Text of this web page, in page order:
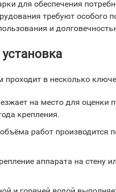
для обеспечения
требуют особого
и
в несколько
на место для оценки
крепления.
работ производится
аппарата на стену